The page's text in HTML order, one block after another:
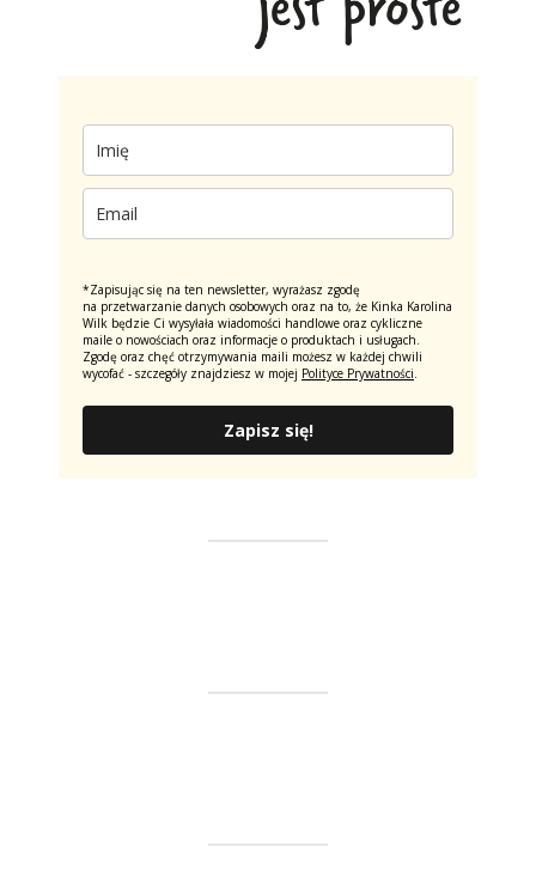
*Zapisując się na ten newsletter, wyrażasz zgodę
na przetwarzanie danych osobowych oraz na to, że Kinka Karolina
Wilk będzie Ci wysyłała wiadomości handlowe oraz cykliczne
maile o nowościach oraz informacje o produktach i usługach.
Zgodę oraz chęć otrzymywania maili możesz w każdej chwili
wycofać - szczegóły znajdziesz w mojej Polityce Prywatności.
Zapisz się!